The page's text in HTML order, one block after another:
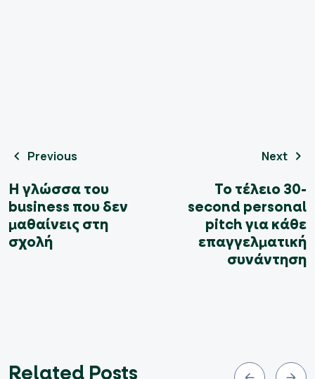
Previous
Η γλώσσα του
business που δεν
μαθαίνεις στη
σχολή
Next
Το τέλειο 30-
second personal
pitch για κάθε
επαγγελματική
συνάντηση
Related Posts